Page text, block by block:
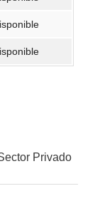
Privado